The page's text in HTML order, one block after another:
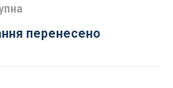
перенесено